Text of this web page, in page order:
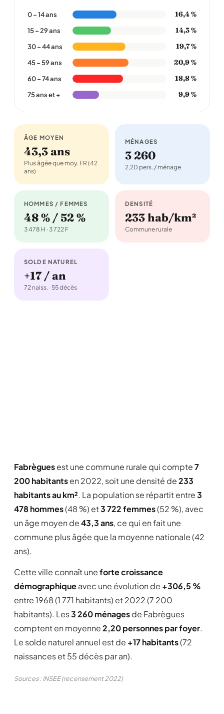
0 – 14 ans 16,4 %
15 – 29 ans 14,3 %
30 – 44 ans 19,7 %
45 – 59 ans 20,9 %
60 – 74 ans 18,8 %
75 ans et + 9,9 %
ÂGE MOYEN
43,3 ans
Plus âgée que moy. FR (42
ans)
MÉNAGES
3 260
2,20 pers. / ménage
HOMMES / FEMMES
48 % / 52 %
3 478 H · 3 722 F
DENSITÉ
233 hab/km²
Commune rurale
SOLDE NATUREL
+17 / an
72 naiss. · 55 décès
Fabrèguesest une commune rurale qui compte7
200 habitantsen 2022, soit une densité de233
habitants au km². La population se répartit entre3
478 hommes(48 %) et3 722 femmes(52 %), avec
un âge moyen de43,3 ans, ce qui en fait une
commune plus âgée que la moyenne nationale (42
ans).
Cette ville connaît uneforte croissance
démographiqueavec une évolution de +306,5 %
entre 1968 (1 771 habitants) et 2022 (7 200
habitants). Les3 260 ménagesde Fabrègues
comptent en moyenne2,20 personnes par foyer.
Le solde naturel annuel est de +17 habitants(72
naissances et 55 décès par an).
Sources : INSEE (recensement 2022)